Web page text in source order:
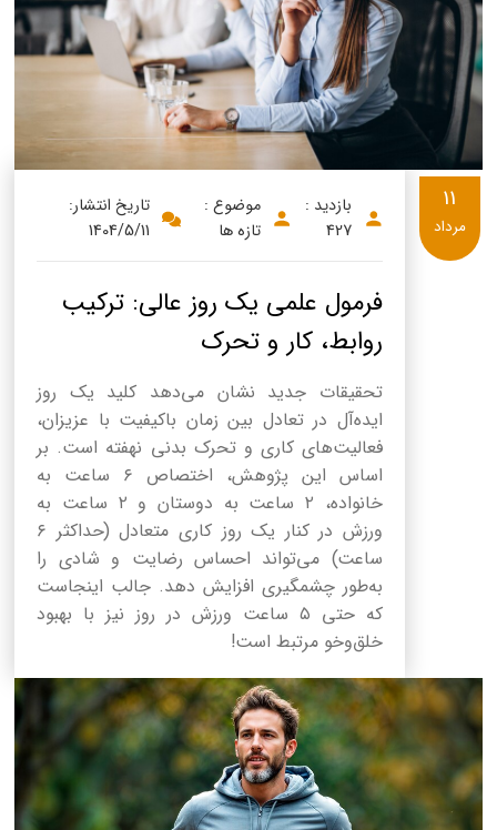
بازدید :
427
موضوع :
تازه ها
تاریخ انتشار:
1404/5/11
فرمول علمی یک روز عالی: ترکیب
روابط، کار و تحرک
تحقیقات جدید نشان می‌دهد کلید یک روز
ایده‌آل در تعادل بین زمان باکیفیت با عزیزان،
فعالیت‌های کاری و تحرک بدنی نهفته است. بر
اساس این پژوهش، اختصاص ۶ ساعت به
خانواده، ۲ ساعت به دوستان و ۲ ساعت به
ورزش در کنار یک روز کاری متعادل (حداکثر ۶
ساعت) می‌تواند احساس رضایت و شادی را
به‌طور چشمگیری افزایش دهد. جالب اینجاست
که حتی ۵ ساعت ورزش در روز نیز با بهبود
خلق‌وخو مرتبط است!
11
مرداد